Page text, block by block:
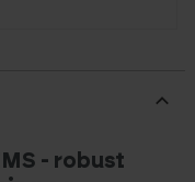
- robust